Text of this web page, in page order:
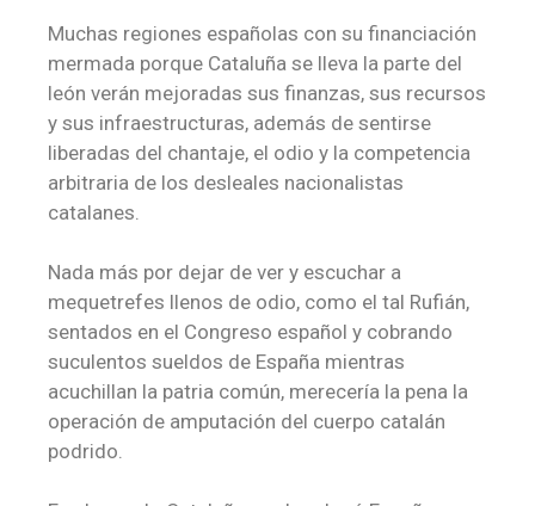
Muchas regiones españolas con su financiación
mermada porque Cataluña se lleva la parte del
león verán mejoradas sus finanzas, sus recursos
y sus infraestructuras, además de sentirse
liberadas del chantaje, el odio y la competencia
arbitraria de los desleales nacionalistas
catalanes.
Nada más por dejar de ver y escuchar a
mequetrefes llenos de odio, como el tal Rufián,
sentados en el Congreso español y cobrando
suculentos sueldos de España mientras
acuchillan la patria común, merecería la pena la
operación de amputación del cuerpo catalán
podrido.